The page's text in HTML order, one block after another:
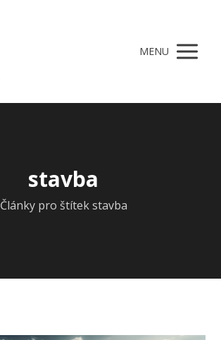
MENU
stavba
Články pro štítek stavba